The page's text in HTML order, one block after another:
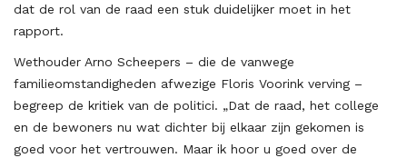
dat de rol van de raad een stuk duidelijker moet in het
rapport.
Wethouder Arno Scheepers – die de vanwege
familieomstandigheden afwezige Floris Voorink verving –
begreep de kritiek van de politici. „Dat de raad, het college
en de bewoners nu wat dichter bij elkaar zijn gekomen is
goed voor het vertrouwen. Maar ik hoor u goed over de